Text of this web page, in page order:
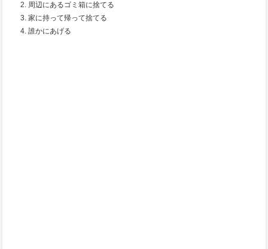
2. 周辺にあるゴミ箱に捨てる
3. 家に持って帰って捨てる
4. 誰かにあげる